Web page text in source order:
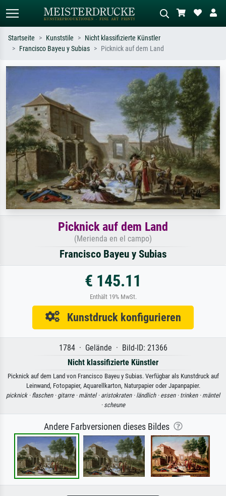
oder Stilen – z.B. Monet,
Sternennacht, Impressionismus, Welle
Hokusai, Akt.
Beschreiben Sie die Szene – z.B. Grüne
Wiese, Abstrakt mit viel Rot, Dunkles
Ölgemälde, Stehender Akt neben einem
Baum.
Startseite Kunststile
Nicht klassifizierte Künstler
Francisco Bayeu y Subias
Picknick auf dem Land
Picknick auf dem Land
(Merienda en el campo)
Francisco Bayeu y Subias
€ 145.11
Enthält 19% MwSt.
Kunstdruck konfigurieren
1784 · Gelände · Bild-ID: 21366
Nicht klassifizierte Künstler
Picknick auf dem Land von Francisco Bayeu y Subias. Verfügbar als Kunstdruck auf
Leinwand, Fotopapier, Aquarellkarton, Naturpapier oder Japanpapier.
picknick · flaschen · gitarre · mäntel · aristokraten · ländlich · essen · trinken · mäntel
· scheune
Andere Farbversionen dieses Bildes